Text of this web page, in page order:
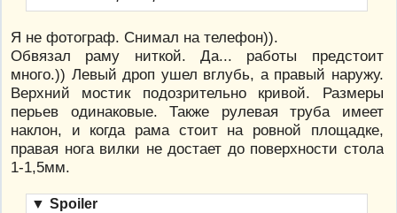
Я не фотограф. Снимал на телефон)).
Обвязал раму ниткой. Да... работы предстоит
много.)) Левый дроп ушел вглубь, а правый наружу.
Верхний мостик подозрительно кривой. Размеры
перьев одинаковые. Также рулевая труба имеет
наклон, и когда рама стоит на ровной площадке,
правая нога вилки не достает до поверхности стола
1-1,5мм.
▼ Spoiler